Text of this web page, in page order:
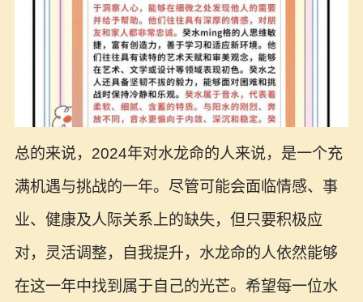
总的来说，2024年对水龙命的人来说，是一个充
满机遇与挑战的一年。尽管可能会面临情感、事
业、健康及人际关系上的缺失，但只要积极应
对，灵活调整，自我提升，水龙命的人依然能够
在这一年中找到属于自己的光芒。希望每一位水